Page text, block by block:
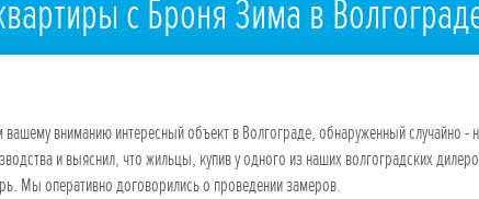
с Броня Зима в
вниманию интересный объект в Волгограде, обнаруженный случайно -
и выяснил, что жильцы, купив у одного из наших волгоградских
Мы оперативно договорились о проведении замеров.